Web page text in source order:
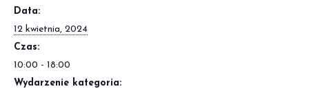
Data:
12 kwietnia, 2024
Czas:
10:00 - 18:00
Wydarzenie kategoria: